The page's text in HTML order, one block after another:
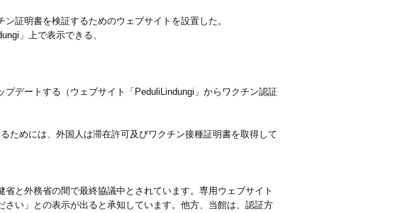
証明書を検証するためのウェブサイトを設置した。
」上で表示できる、
デートする（ウェブサイト「PeduliLindungi」からワクチン認証
ためには、外国人は滞在許可及びワクチン接種証明書を取得して
と外務省の間で最終協議中とされています。専用ウェブサイト
い」との表示が出ると承知しています。他方、当館は、認証方